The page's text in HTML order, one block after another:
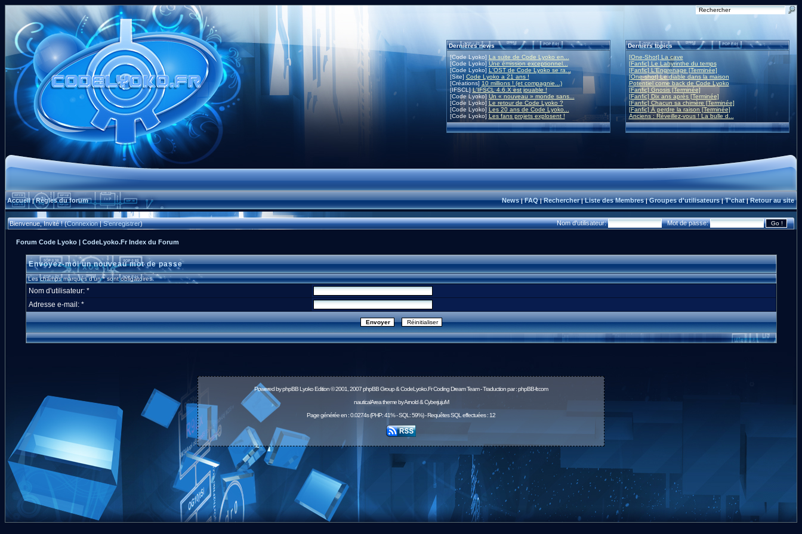
Dernières news
[Code Lyoko] La suite de Code Lyoko en...
[Code Lyoko]Une émission exceptionnel...
[Code Lyoko] L'OST de Code Lyoko se ra...
[Site] Code Lyoko a 21 ans !
[Créations] 10 millions ! (et compagnie...)
[IFSCL]L'IFSCL 4.6.X est jouable !
[Code Lyoko] Un « nouveau » monde sans...
[Code Lyoko] Le retour de Code Lyoko ?
[Code Lyoko] Les 20 ans de Code Lyoko...
[Code Lyoko] Les fans projets explosent !
Derniers topics
[One-Shot] La cave
[Fanfic] Le Labyrinthe du temps
[Fanfic] L'Engrenage [Terminée]
[One-shot] Le diable dans la maison
Potentiel come back de Code Lyoko
[Fanfic] Gnosis [Terminée]
[Fanfic] Dix ans après [Terminée]
[Fanfic] Chacun sa chimère [Terminée]
[Fanfic] À perdre la raison [Terminée]
Anciens : Réveillez-vous ! La bulle d...
Accueil|Règles du forum News|FAQ|Rechercher|Liste des Membres|Groupes d'utilisateurs|T'chat|Retour au site
Bienvenue, Invité ! (Connexion|S'enregistrer) Nom d'utilisateur: Mot de passe:
Forum Code Lyoko | CodeLyoko.Fr Index du Forum
Envoyez-moi un nouveau mot de passe
Les champs marqués d'un * sont obligatoires.
Nom d'utilisateur: *
Adresse e-mail: *
Powered byphpBBLyoko Edition © 2001, 2007 phpBB Group & CodeLyoko.Fr Coding Dream Team - Traduction par :phpBB-fr.com
nauticalArea theme by Arnold & CyberjujuM
Page générée en : 0.0274s (PHP: 41% - SQL: 59%) - Requêtes SQL effectuées : 12